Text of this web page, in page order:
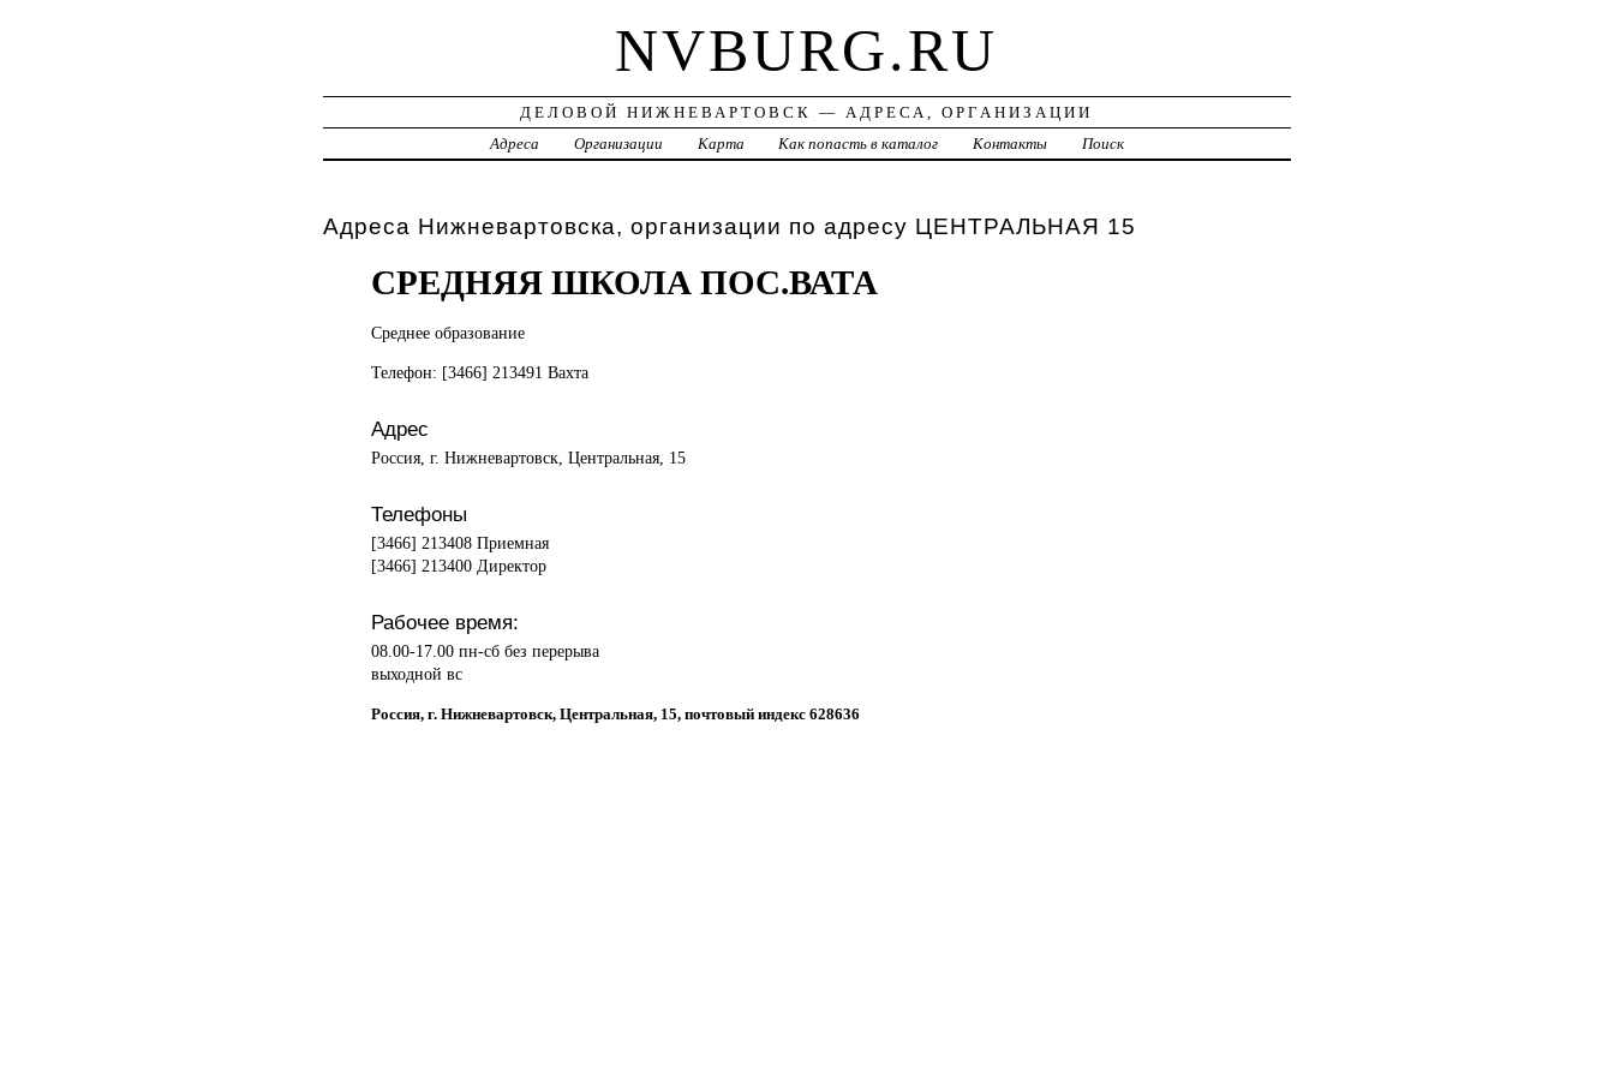
NVBURG.RU
ДЕЛОВОЙ НИЖНЕВАРТОВСК — АДРЕСА, ОРГАНИЗАЦИИ
Адреса
Организации Карта Как попасть в каталог Контакты Поиск
Адреса Нижневартовска, организации по адресу ЦЕНТРАЛЬНАЯ 15
СРЕДНЯЯ ШКОЛА ПОС.ВАТА
Среднее образование
Телефон: [3466] 213491 Вахта
Адрес
Россия, г. Нижневартовск, Центральная, 15
Телефоны
[3466] 213408 Приемная
[3466] 213400 Директор
Рабочее время:
08.00-17.00 пн-сб без перерыва
выходной вс
Россия, г. Нижневартовск, Центральная, 15, почтовый индекс 628636